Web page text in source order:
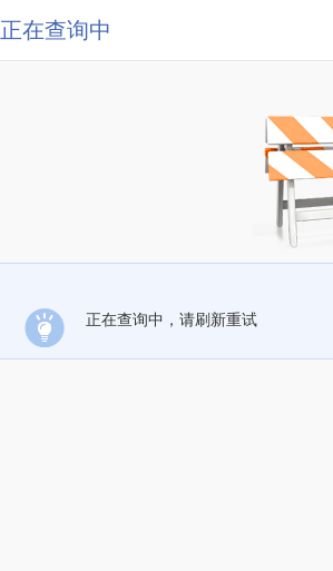
正在查询中
正在查询中，请刷新重试